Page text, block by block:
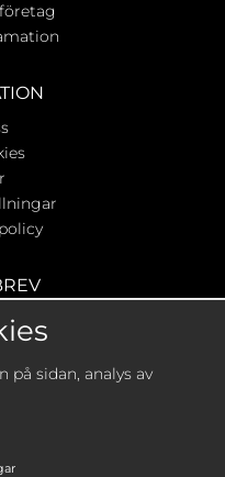
& nyheter!
endast användas till
på sidan, analys av